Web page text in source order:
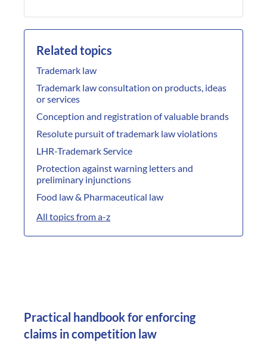
Related topics
Trademark law
Trademark law consultation on products, ideas
or services
Conception and registration of valuable brands
Resolute pursuit of trademark law violations
LHR-Trademark Service
Protection against warning letters and
preliminary injunctions
Food law & Pharmaceutical law
All topics from a-z
Practical handbook for enforcing
claims in competition law